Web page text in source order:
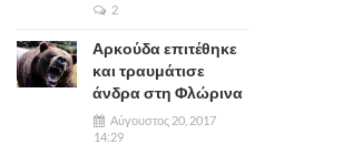
2
Αρκούδα επιτέθηκε
και τραυμάτισε
άνδρα στη Φλώρινα
Αύγουστος 20, 2017
14:29